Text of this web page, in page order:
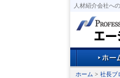
人材紹介会社へ
ホーム > 社長ブ